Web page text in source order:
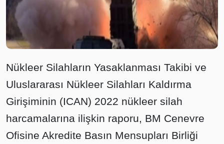
Nükleer Silahların Yasaklanması Takibi ve
Uluslararası Nükleer Silahları Kaldırma
Girişiminin (ICAN) 2022 nükleer silah
harcamalarına ilişkin raporu, BM Cenevre
Ofisine Akredite Basın Mensupları Birliği